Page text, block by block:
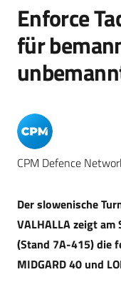
Enforce
für
CPM Defence
Der slowenische
VALHALLA zeigt
(Stand 7A-415) die
MIDGARD 40 und